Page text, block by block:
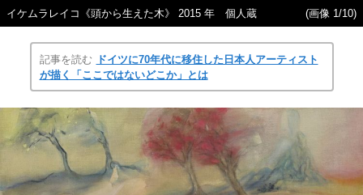
イケムラレイコ《頭から生えた木》 2015 年 個人蔵 (画像 1/10)
記事を読む
ドイツに70年代に移住した日本人アーティスト
が描く「ここではないどこか」とは